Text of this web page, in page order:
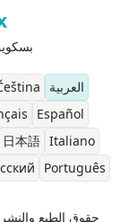
العربية
Español
Italiano
日本語
Português
حقوق الطبع والنشر ©